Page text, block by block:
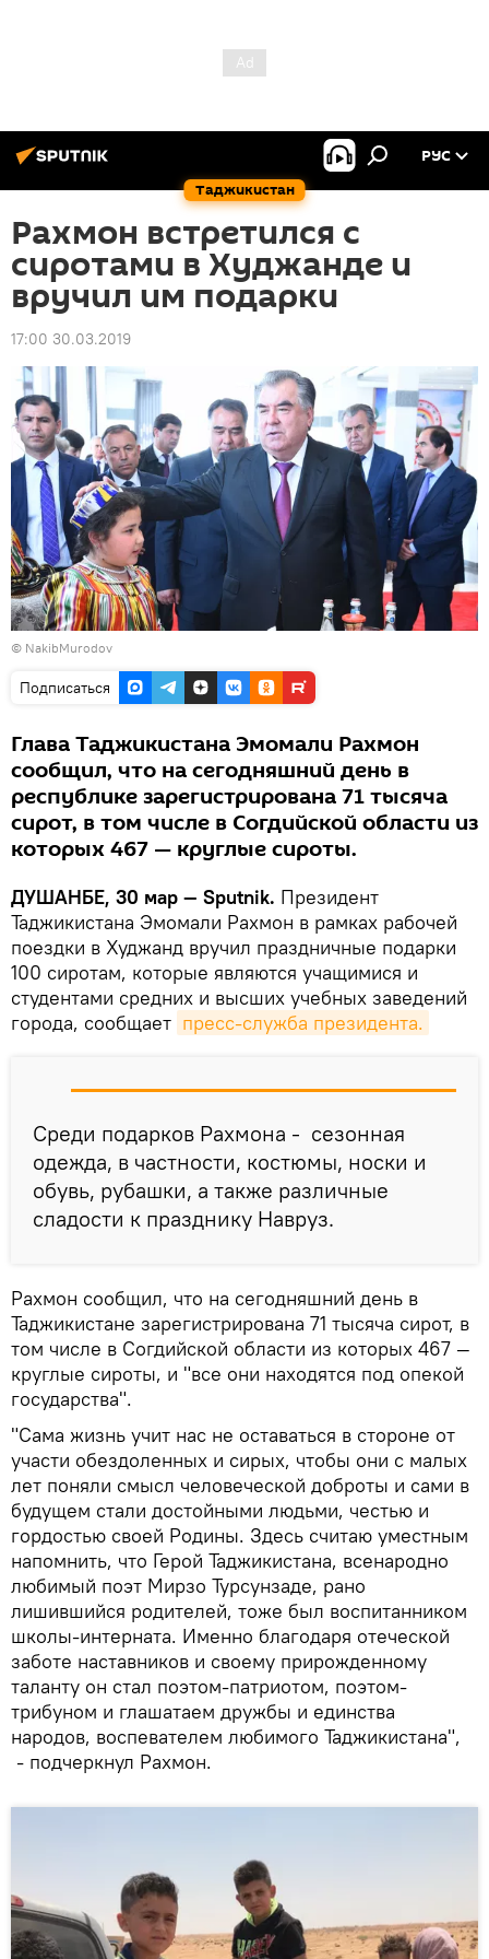
Таджикистан
РУС
Рахмон встретился с
сиротами в Худжанде и
вручил им подарки
17:00 30.03.2019
© NakibMurodov
Подписаться
Глава Таджикистана Эмомали Рахмон
сообщил, что на сегодняшний день в
республике зарегистрирована 71 тысяча
сирот, в том числе в Согдийской области из
которых 467 — круглые сироты.
ДУШАНБЕ, 30 мар — Sputnik. Президент
Таджикистана Эмомали Рахмон в рамках рабочей
поездки в Худжанд вручил праздничные подарки
100 сиротам, которые являются учащимися и
студентами средних и высших учебных заведений
города, сообщает пресс-служба президента.
Среди подарков Рахмона - сезонная
одежда, в частности, костюмы, носки и
обувь, рубашки, а также различные
сладости к празднику Навруз.
Рахмон сообщил, что на сегодняшний день в
Таджикистане зарегистрирована 71 тысяча сирот, в
том числе в Согдийской области из которых 467 —
круглые сироты, и "все они находятся под опекой
государства".
"Сама жизнь учит нас не оставаться в стороне от
участи обездоленных и сирых, чтобы они с малых
лет поняли смысл человеческой доброты и сами в
будущем стали достойными людьми, честью и
гордостью своей Родины. Здесь считаю уместным
напомнить, что Герой Таджикистана, всенародно
любимый поэт Мирзо Турсунзаде, рано
лишившийся родителей, тоже был воспитанником
школы-интерната. Именно благодаря отеческой
заботе наставников и своему прирожденному
таланту он стал поэтом-патриотом, поэтом-
трибуном и глашатаем дружбы и единства
народов, воспевателем любимого Таджикистана",
- подчеркнул Рахмон.